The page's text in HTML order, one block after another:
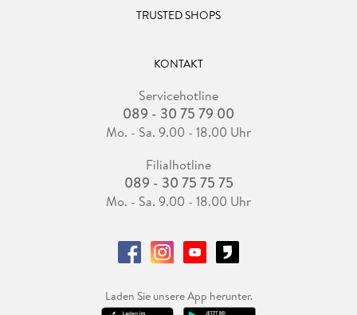
TRUSTED SHOPS
KONTAKT
Servicehotline
089 - 30 75 79 00
Mo. - Sa. 9.00 - 18.00 Uhr
Filialhotline
089 - 30 75 75 75
Mo. - Sa. 9.00 - 18.00 Uhr
Laden Sie unsere App herunter.